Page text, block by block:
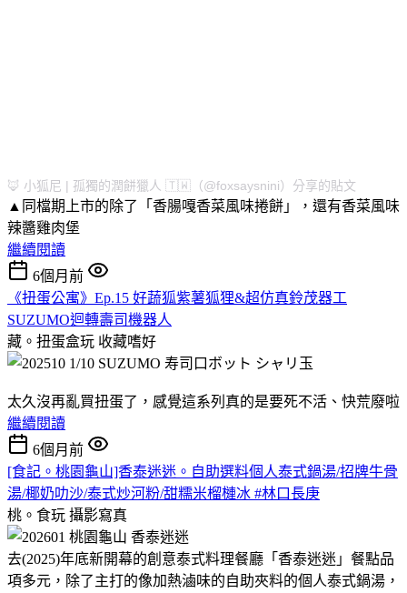
🦊 小狐尼 | 孤獨的潤餅獵人 🇹🇼（@foxsaysnini）分享的貼文
▲同檔期上市的除了「香腸嘎香菜風味捲餅」，還有香菜風味
辣醬雞肉堡
繼續閱讀
6個月前
《扭蛋公寓》Ep.15 好蔬狐紫薯狐狸&超仿真鈴茂器工
SUZUMO迴轉壽司機器人
藏。扭蛋盒玩 收藏嗜好
太久沒再亂買扭蛋了，感覺這系列真的是要死不活、快荒廢啦
繼續閱讀
6個月前
[食記。桃園龜山]香泰迷迷。自助選料個人泰式鍋湯/招牌牛骨
湯/椰奶叻沙/泰式炒河粉/甜糯米榴槤冰 #林口長庚
桃。食玩 攝影寫真
去(2025)年底新開幕的創意泰式料理餐廳「香泰迷迷」餐點品
項多元，除了主打的像加熱滷味的自助夾料的個人泰式鍋湯，